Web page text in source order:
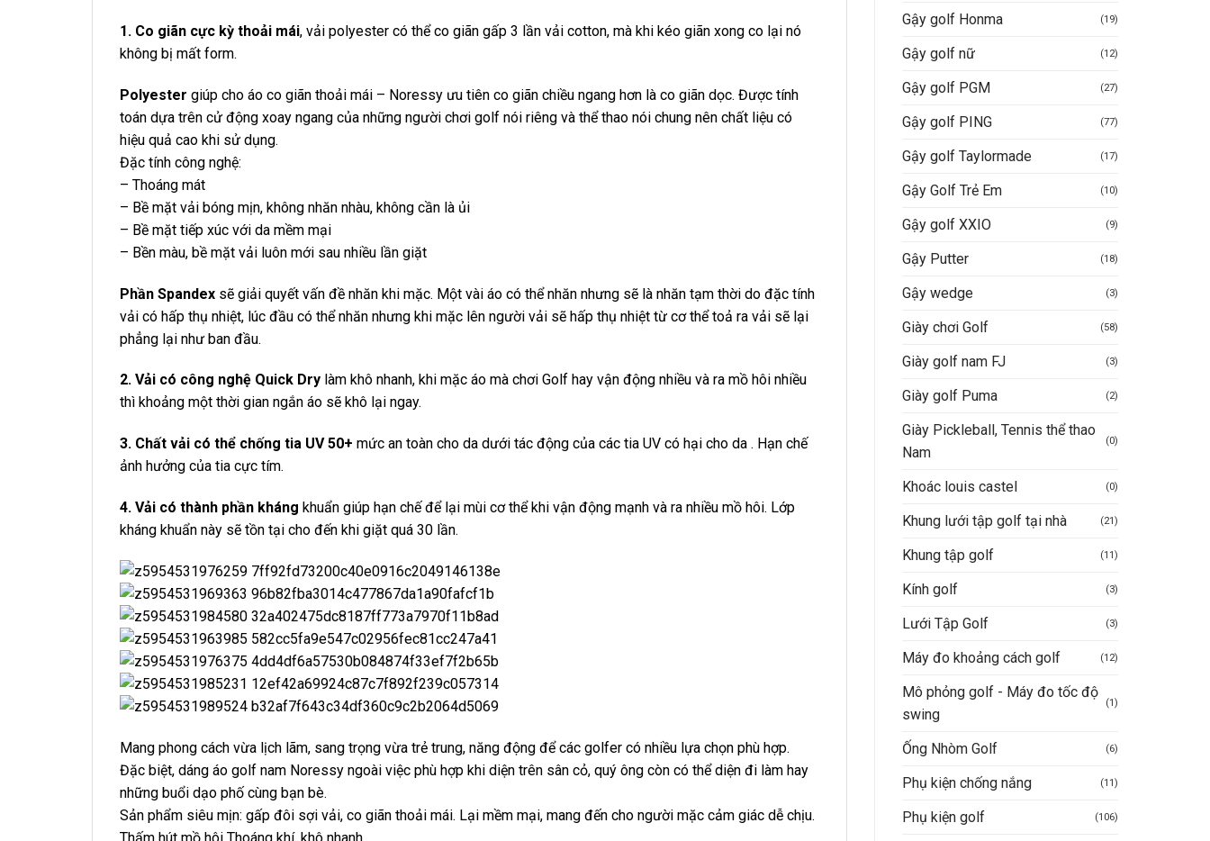
Gậy golf Honma (19)
Gậy golf nữ (12)
Gậy golf PGM (27)
Gậy golf PING (77)
Gậy golf Taylormade (17)
Gậy Golf Trẻ Em (10)
Gậy golf XXIO (9)
Gậy Putter (18)
Gậy wedge (3)
Giày chơi Golf (58)
Giày golf nam FJ (3)
Giày golf Puma (2)
Giày Pickleball, Tennis thể thao
Nam
(0)
Khoác louis castel (0)
Khung lưới tập golf tại nhà (21)
Khung tập golf (11)
Kính golf (3)
Lưới Tập Golf (3)
Máy đo khoảng cách golf (12)
Mô phỏng golf - Máy đo tốc độ
swing
(1)
Ống Nhòm Golf (6)
Phụ kiện chống nắng (11)
Phụ kiện golf (106)
1. Co giãn cực kỳ thoải mái, vải polyester có thể co giãn gấp 3 lần vải cotton, mà khi kéo giãn xong co lại nó
không bị mất form.
Polyester giúp cho áo co giãn thoải mái – Noressy ưu tiên co giãn chiều ngang hơn là co giãn dọc. Được tính
toán dựa trên cử động xoay ngang của những người chơi golf nói riêng và thể thao nói chung nên chất liệu có
hiệu quả cao khi sử dụng.
Đặc tính công nghệ:
– Thoáng mát
– Bề mặt vải bóng mịn, không nhăn nhàu, không cần là ủi
– Bề mặt tiếp xúc với da mềm mại
– Bền màu, bề mặt vải luôn mới sau nhiều lần giặt
Phần Spandex sẽ giải quyết vấn đề nhăn khi mặc. Một vài áo có thể nhăn nhưng sẽ là nhăn tạm thời do đặc tính
vải có hấp thụ nhiệt, lúc đầu có thể nhăn nhưng khi mặc lên người vải sẽ hấp thụ nhiệt từ cơ thể toả ra vải sẽ lại
phẳng lại như ban đầu.
2. Vải có công nghệ Quick Dry làm khô nhanh, khi mặc áo mà chơi Golf hay vận động nhiều và ra mồ hôi nhiều
thì khoảng một thời gian ngắn áo sẽ khô lại ngay.
3. Chất vải có thể chống tia UV 50+ mức an toàn cho da dưới tác động của các tia UV có hại cho da . Hạn chế
ảnh hưởng của tia cực tím.
4. Vải có thành phần kháng khuẩn giúp hạn chế để lại mùi cơ thể khi vận động mạnh và ra nhiều mồ hôi. Lớp
kháng khuẩn này sẽ tồn tại cho đến khi giặt quá 30 lần.
Mang phong cách vừa lịch lãm, sang trọng vừa trẻ trung, năng động để các golfer có nhiều lựa chọn phù hợp.
Đặc biệt, dáng áo golf nam Noressy ngoài việc phù hợp khi diện trên sân cỏ, quý ông còn có thể diện đi làm hay
những buổi dạo phố cùng bạn bè.
Sản phẩm siêu mịn: gấp đôi sợi vải, co giãn thoải mái. Lại mềm mại, mang đến cho người mặc cảm giác dễ chịu.
Thấm hút mồ hôi Thoáng khí, khô nhanh